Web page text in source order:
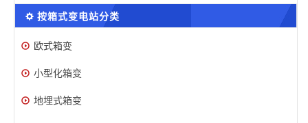
按箱式变电站分类
欧式箱变
小型化箱变
地埋式箱变